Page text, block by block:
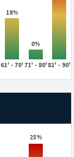
18%
0%
61' - 70' 71' - 80'81' - 90'
25%